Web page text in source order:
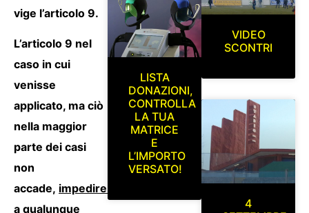
vige l’articolo 9.
L’articolo 9 nel
caso in cui
venisse
applicato, ma ciò
nella maggior
parte dei casi
non
accade, impedirebbe
a qualunque
LISTA
DONAZIONI,
CONTROLLA
LA TUA
MATRICE
E
L’IMPORTO
VERSATO!
VIDEO
SCONTRI
4